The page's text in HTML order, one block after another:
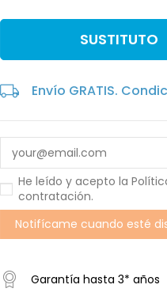
SUSTITUTO
Envío GRATIS.
He leído y acepto la
contratación.
Garantía hasta 3* años